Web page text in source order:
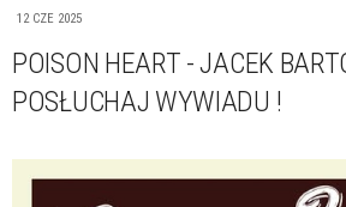
12 CZE 2025
POISON HEART - JACEK
POSŁUCHAJ WYWIADU !